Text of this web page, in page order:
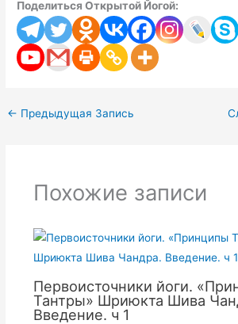
Поделиться Открытой Йогой:
← Предыдущая Запись
Похожие записи
Первоисточники йоги.
Тантры» Шриюкта Шива
Введение. ч 1